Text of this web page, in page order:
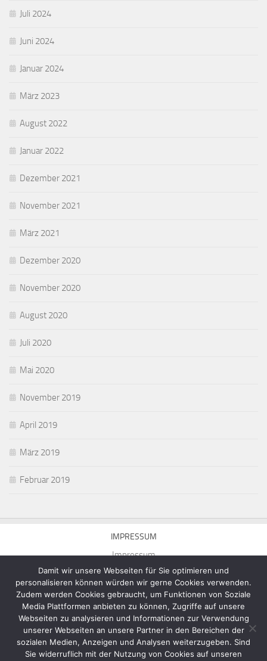
Juli 2024
Juni 2024
Januar 2024
März 2023
August 2022
Januar 2022
Dezember 2021
November 2021
März 2021
Dezember 2020
November 2020
August 2020
Juli 2020
Mai 2020
November 2019
April 2019
März 2019
Februar 2019
IMPRESSUM
Impressum
Homepage von Michael Munick © 2026. Alle Rechte vorbehalten.
Präsentiert von - Entworfen mit demHueman-Theme
Damit wir unsere Webseiten für Sie optimieren und
personalisieren können würden wir gerne Cookies verwenden.
Zudem werden Cookies gebraucht, um Funktionen von Soziale
Media Plattformen anbieten zu können, Zugriffe auf unsere
Webseiten zu analysieren und Informationen zur Verwendung
unserer Webseiten an unsere Partner in den Bereichen der
sozialen Medien, Anzeigen und Analysen weiterzugeben. Sind
Sie widerruflich mit der Nutzung von Cookies auf unseren